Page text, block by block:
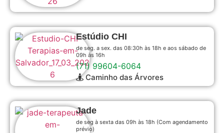
Estúdio CHI
de seg. a sex. das 08:30h às 18h e aos sábado de
09h às 16h
(71) 99604-6064
Caminho das Árvores
Jade
de seg à sexta das 09h às 18h (Com agendamento
prévio)